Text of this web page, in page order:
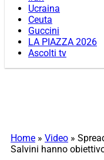
Ucraina
Ceuta
Guccini
LA PIAZZA 2026
Ascolti tv
Home » Video »
Salvini hanno